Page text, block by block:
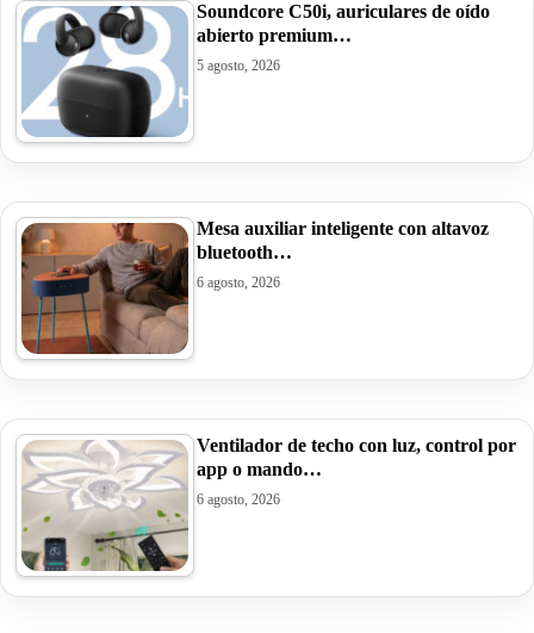
Soundcore C50i, auriculares de oído
abierto premium…
5 agosto, 2026
Mesa auxiliar inteligente con altavoz
bluetooth…
6 agosto, 2026
Ventilador de techo con luz, control por
app o mando…
6 agosto, 2026